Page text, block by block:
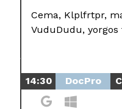
Cema, Klplfrtpr,
VuduDudu, yorgos
14:30 DocPro